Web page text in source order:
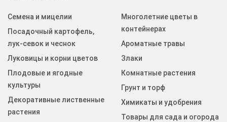
Семена и мицелии
Посадочный картофель,
лук-севок и чеснок
Луковицы и корни цветов
Плодовые и ягодные
культуры
Декоративные лиственные
растения
Многолетние цветы в
контейнерах
Ароматные травы
Злаки
Комнатные растения
Грунт и торф
Химикаты и удобрения
Товары для сада и огорода